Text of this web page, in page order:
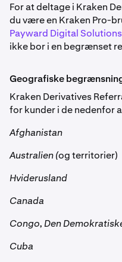
For at deltage i Kraken
du være en Kraken Pro-
Payward Digital
ikke bor i en begrænset
Geografiske
Kraken Derivatives
for kunder i de nedenfor
Afghanistan
Australien (og territorier)
Hviderusland
Canada
Congo, Den
Cuba